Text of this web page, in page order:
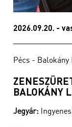
2026.09.20. -
Pécs - Balokány
BALOKÁNY
Jegyár: